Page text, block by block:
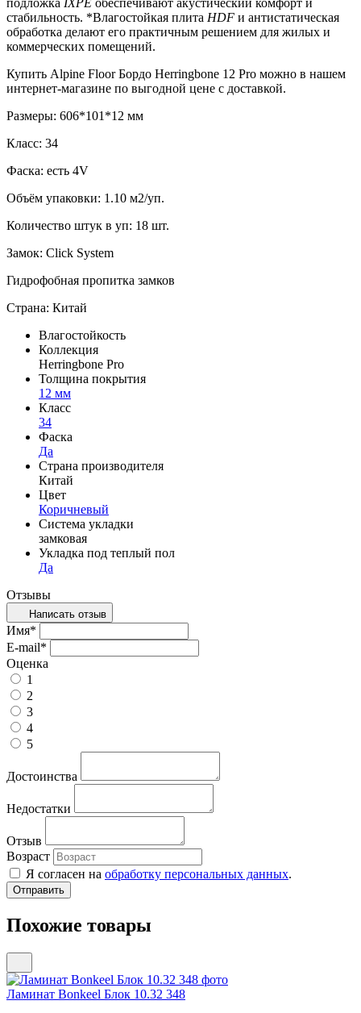
стабильность. *Влагостойкая плита HDF и антистатическая
обработка делают его практичным решением для жилых и
коммерческих помещений.
Купить Alpine Floor Бордо Herringbone 12 Pro можно в нашем
интернет-магазине по выгодной цене с доставкой.
Размеры: 606*101*12 мм
Класс: 34
Фаска: есть 4V
Объём упаковки: 1.10 м2/уп.
Количество штук в уп: 18 шт.
Замок: Click System
Гидрофобная пропитка замков
Страна: Китай
Влагостойкость
Коллекция
Herringbone Pro
Толщина покрытия
12 мм
Класс
34
Фаска
Да
Страна производителя
Китай
Цвет
Коричневый
Система укладки
замковая
Укладка под теплый пол
Да
Отзывы
Написать отзыв
Имя*
E-mail*
Оценка
1
2
3
4
5
Достоинства
Недостатки
Отзыв
Возраст
Я согласен на обработку персональных данных.
Похожие товары
Ламинат Bonkeel Блок 10.32 348